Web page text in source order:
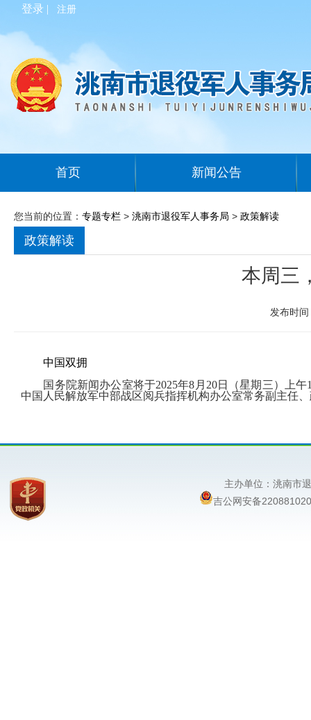
登录 | 注册
首页 新闻公告
您当前的位置： 专题专栏 > 洮南市退役军人事务局 > 政策解读
政策解读
本周三
发布时
中国双拥
国务院新闻办公室将于2025年8月20日（星期三）上
中国人民解放军中部战区阅兵指挥机构办公室常务副主任
主办单位：洮南
吉公网安备